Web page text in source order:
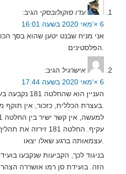
עדו סוקולובסקי הגיב:
6 ×‘מאי 2020 בשעה 16:01
אני מניח שבנט יטען שהוא בסך
אישרגיל הגיב:
6 ×‘מאי 2020 בשעה 17:44
העניין הוא
עקיף. החלטה 181
בניגוד לכך, הקביעות שנקבעו
הזה. בועידת סן רמו אושררה